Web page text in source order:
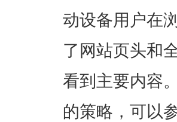
动设备用户在
了网站页头和
看到主要内容
的策略，可以